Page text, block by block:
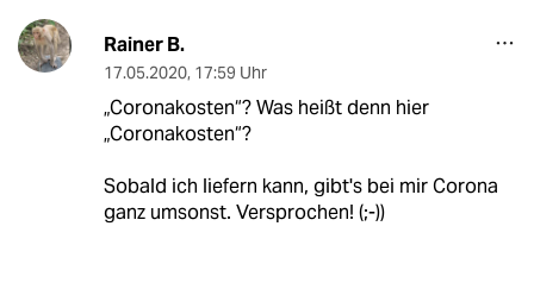
Rainer B.
17.05.2020, 17:59 Uhr
„Coronakosten“? Was heißt denn hier
„Coronakosten“?
Sobald ich liefern kann, gibt's bei mir Corona
ganz umsonst. Versprochen! (;-))